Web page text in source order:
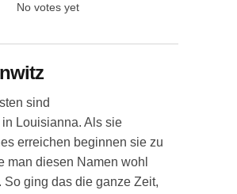
No votes yet
sind
Louisianna. Als sie
erreichen beginnen sie zu
man diesen Namen wohl
So ging das die ganze Zeit,